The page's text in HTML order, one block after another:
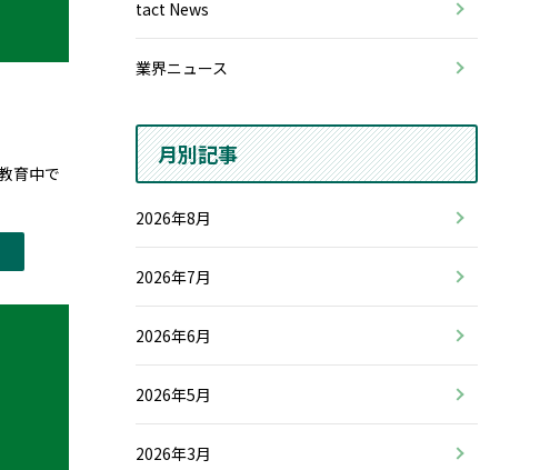
育中で
tact News
業界ニュース
月別記事
2026年8月
2026年7月
2026年6月
2026年5月
2026年3月